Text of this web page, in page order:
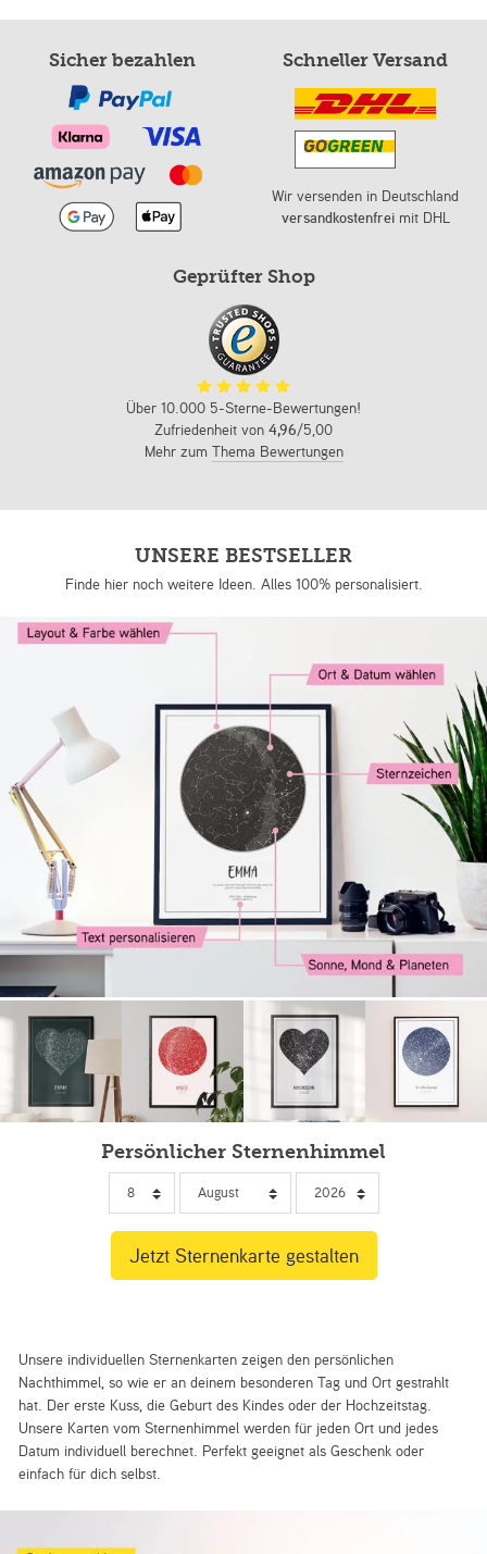
Sicher bezahlen Schneller Versand
Wir versenden in Deutschland
versandkostenfreimit DHL
Geprüfter Shop
Über 10.000 5-Sterne-Bewertungen!
Zufriedenheit von 4,96/5,00
Mehr zum Thema Bewertungen
UNSERE BESTSELLER
Finde hier noch weitere Ideen. Alles 100% personalisiert.
Persönlicher Sternenhimmel
Unsere individuellen Sternenkarten zeigen den persönlichen
Nachthimmel, so wie er an deinem besonderen Tag und Ort gestrahlt
hat. Der erste Kuss, die Geburt des Kindes oder der Hochzeitstag.
Unsere Karten vom Sternenhimmel werden für jeden Ort und jedes
Datum individuell berechnet. Perfekt geeignet als Geschenk oder
einfach für dich selbst.